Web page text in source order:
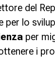
del
per lo
per
i